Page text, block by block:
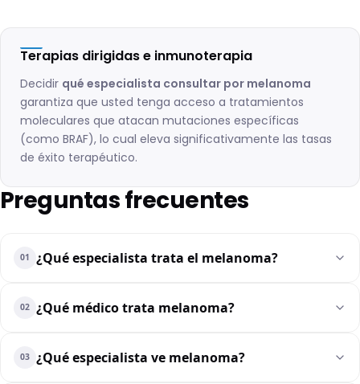
Terapias dirigidas e inmunoterapia
Decidir qué especialista consultar por melanoma
garantiza que usted tenga acceso a tratamientos
moleculares que atacan mutaciones específicas
(como BRAF), lo cual eleva significativamente las tasas
de éxito terapéutico.
Preguntas frecuentes
01 ¿Qué especialista trata el melanoma?
02 ¿Qué médico trata melanoma?
03 ¿Qué especialista ve melanoma?